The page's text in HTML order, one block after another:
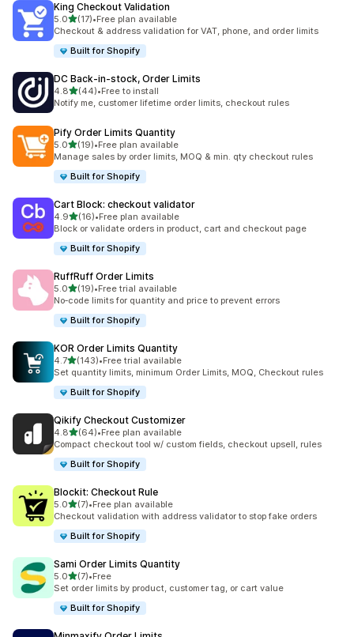
King Checkout Validation
5.0เต็ม 5 ดาว
(17)
ทั้งหมด 17 รีวิว
•Free plan available
Checkout & address validation for VAT, phone, and order limits
Built for Shopify
DC Back‑in‑stock, Order Limits
4.8เต็ม 5 ดาว
(44)
ทั้งหมด 44 รีวิว
•Free to install
Notify me, customer lifetime order limits, checkout rules
Pify Order Limits Quantity
5.0เต็ม 5 ดาว
(19)
ทั้งหมด 19 รีวิว
•Free plan available
Manage sales by order limits, MOQ & min. qty checkout rules
Built for Shopify
Cart Block: checkout validator
4.9เต็ม 5 ดาว
(16)
ทั้งหมด 16 รีวิว
•Free plan available
Block or validate orders in product, cart and checkout page
Built for Shopify
RuffRuff Order Limits
5.0เต็ม 5 ดาว
(19)
ทั้งหมด 19 รีวิว
•Free trial available
No‑code limits for quantity and price to prevent errors
Built for Shopify
KOR Order Limits Quantity
4.7เต็ม 5 ดาว
(143)
ทั้งหมด 143 รีวิว
•Free trial available
Set quantity limits, minimum Order Limits, MOQ, Checkout rules
Built for Shopify
Qikify Checkout Customizer
4.8เต็ม 5 ดาว
(64)
ทั้งหมด 64 รีวิว
•Free plan available
Compact checkout tool w/ custom fields, checkout upsell, rules
Built for Shopify
Blockit: Checkout Rule
5.0เต็ม 5 ดาว
(7)
ทั้งหมด 7 รีวิว
•Free plan available
Checkout validation with address validator to stop fake orders
Built for Shopify
Sami Order Limits Quantity
5.0เต็ม 5 ดาว
(7)
ทั้งหมด 7 รีวิว
•Free
Set order limits by product, customer tag, or cart value
Built for Shopify